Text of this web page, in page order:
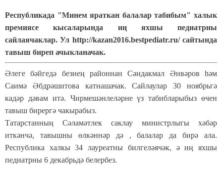
Республикада "Минем яраткан балалар табибым" халык
премиясе кысаларында иң яхшы педиатрны
сайлаячаклар. Ул http://kazan2016.bestpediatr.ru/ сайтында
тавыш биреп ачыкланачак.
Әлеге бәйгедә безнең районнан Сәидакмал Әнвәров һәм
Саимә Әбдрәшитова катнашачак. Сайлаулар 30 ноябрьгә
кадәр дәвам итә. Чирмешәнлеләрне үз табибларыбыз өчен
тавыш бирергә чакырабыз.
Татарстанның Сәламәтлек саклау министрлыгы хәбәр
иткәнчә, тавышны өлкәннәр дә , балалар да бирә ала.
Республика халкы 34 лауреатны билгеләячәк, ә иң яхшы
педиатрны 6 декабрьдә белербез.